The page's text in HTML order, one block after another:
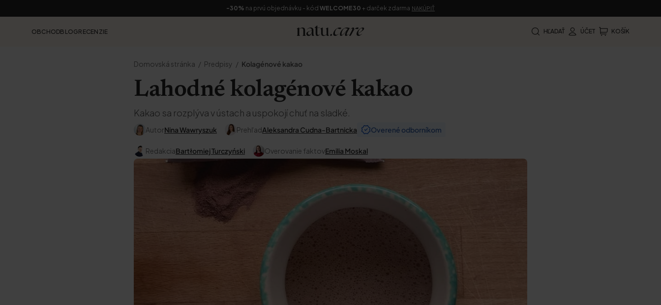
-30% na prvú objednávku - kód WELCOME30 + darček zdarma NAKÚPIŤ
OBCHODBLOGRECENZIE HĽADAŤ ÚČET KOŠÍK
Domovská stránka Predpisy Kolagénové kakao
Lahodné kolagénové kakao
Kakao sa rozplýva v ústach a uspokojí chuť na sladké.
AutorNina Wawryszuk PrehľadAleksandra Cudna-Bartnicka Overené odborníkom
RedakciaBartłomiej Turczyński Overovanie faktovEmilia Moskal